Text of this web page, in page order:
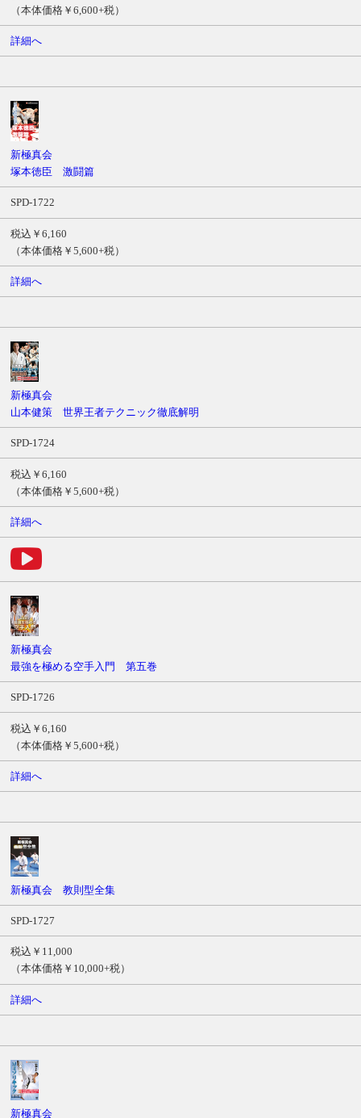
（本体価格￥6,600+税）
詳細へ
新極真会
塚本徳臣 激闘篇
SPD-1722
税込￥6,160
（本体価格￥5,600+税）
詳細へ
新極真会
山本健策 世界王者テクニック徹底解明
SPD-1724
税込￥6,160
（本体価格￥5,600+税）
詳細へ
新極真会
最強を極める空手入門 第五巻
SPD-1726
税込￥6,160
（本体価格￥5,600+税）
詳細へ
新極真会 教則型全集
SPD-1727
税込￥11,000
（本体価格￥10,000+税）
詳細へ
新極真会